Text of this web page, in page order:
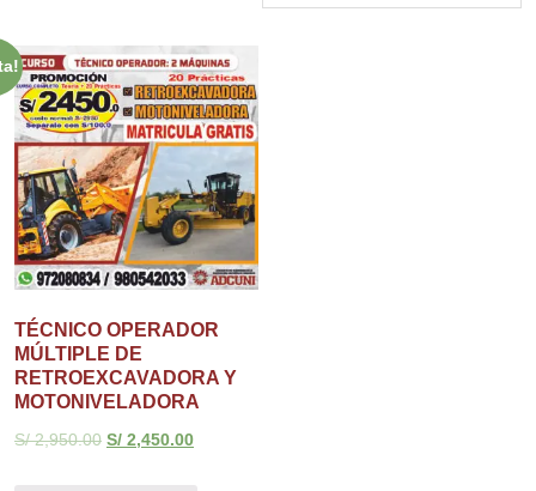
TÉCNICO OPERADOR
MÚLTIPLE DE
RETROEXCAVADORA Y
MOTONIVELADORA
S/2,950.00 S/ 2,450.00